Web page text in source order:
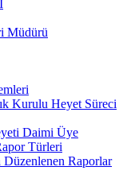
Müdürü
Kurulu Heyet Süreci
Daimi Üye
Türleri
Düzenlenen Raporlar